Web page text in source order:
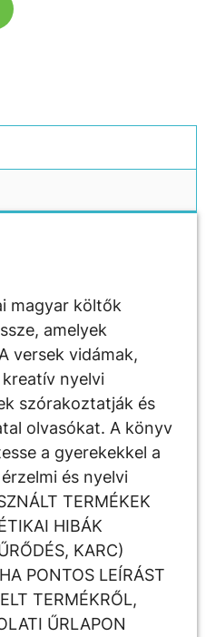
magyar költők
amelyek
versek vidámak,
nyelvi
szórakoztatják és
olvasókat. A könyv
a gyerekekkel a
és nyelvi
TERMÉKEK
HIBÁK
KARC)
PONTOS LEÍRÁST
TERMÉKRŐL,
ŰRLAPON